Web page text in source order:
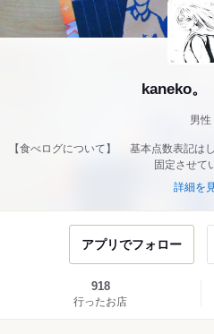
kaneko。
男性
【食べログについて】 基本点数表記は
固定させて
詳細を
アプリでフォロー
918
行ったお店